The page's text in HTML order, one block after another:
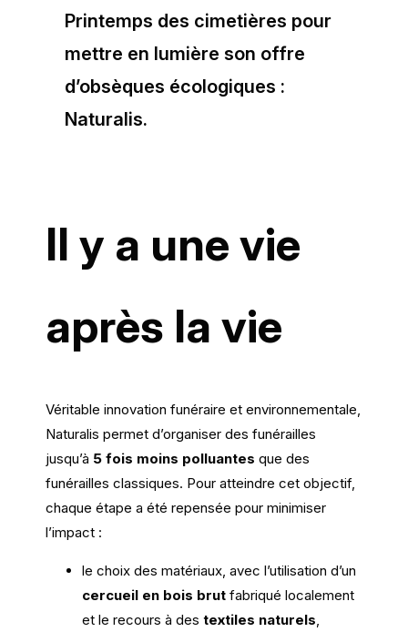
Printemps des cimetières pour
mettre en lumière son offre
d’obsèques écologiques :
Naturalis.
Il y a une vie
après la vie
Véritable innovation funéraire et environnementale,
Naturalis permet d’organiser des funérailles
jusqu’à 5 fois moins polluantes que des
funérailles classiques. Pour atteindre cet objectif,
chaque étape a été repensée pour minimiser
l’impact :
le choix des matériaux, avec l’utilisation d’un
cercueil en bois brut fabriqué localement
et le recours à des textiles naturels,